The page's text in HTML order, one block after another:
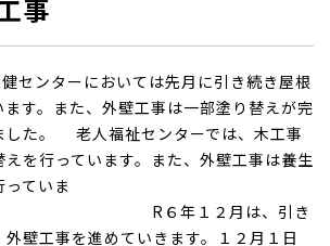
事
センターにおいては先月に引き続き屋根
す。また、外壁工事は一部塗り替えが完
した。 老人福祉センターでは、木工事
を行っています。また、外壁工事は養生
ていま
年１２月は、引き
壁工事を進めていきます。１２月１日